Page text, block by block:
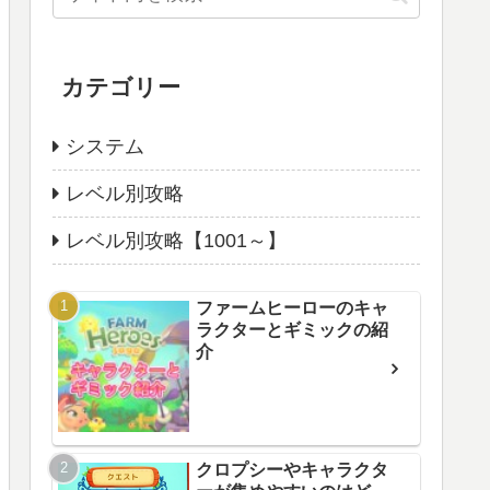
カテゴリー
システム
レベル別攻略
レベル別攻略【1001～】
ファームヒーローのキャ
ラクターとギミックの紹
介
クロプシーやキャラクタ